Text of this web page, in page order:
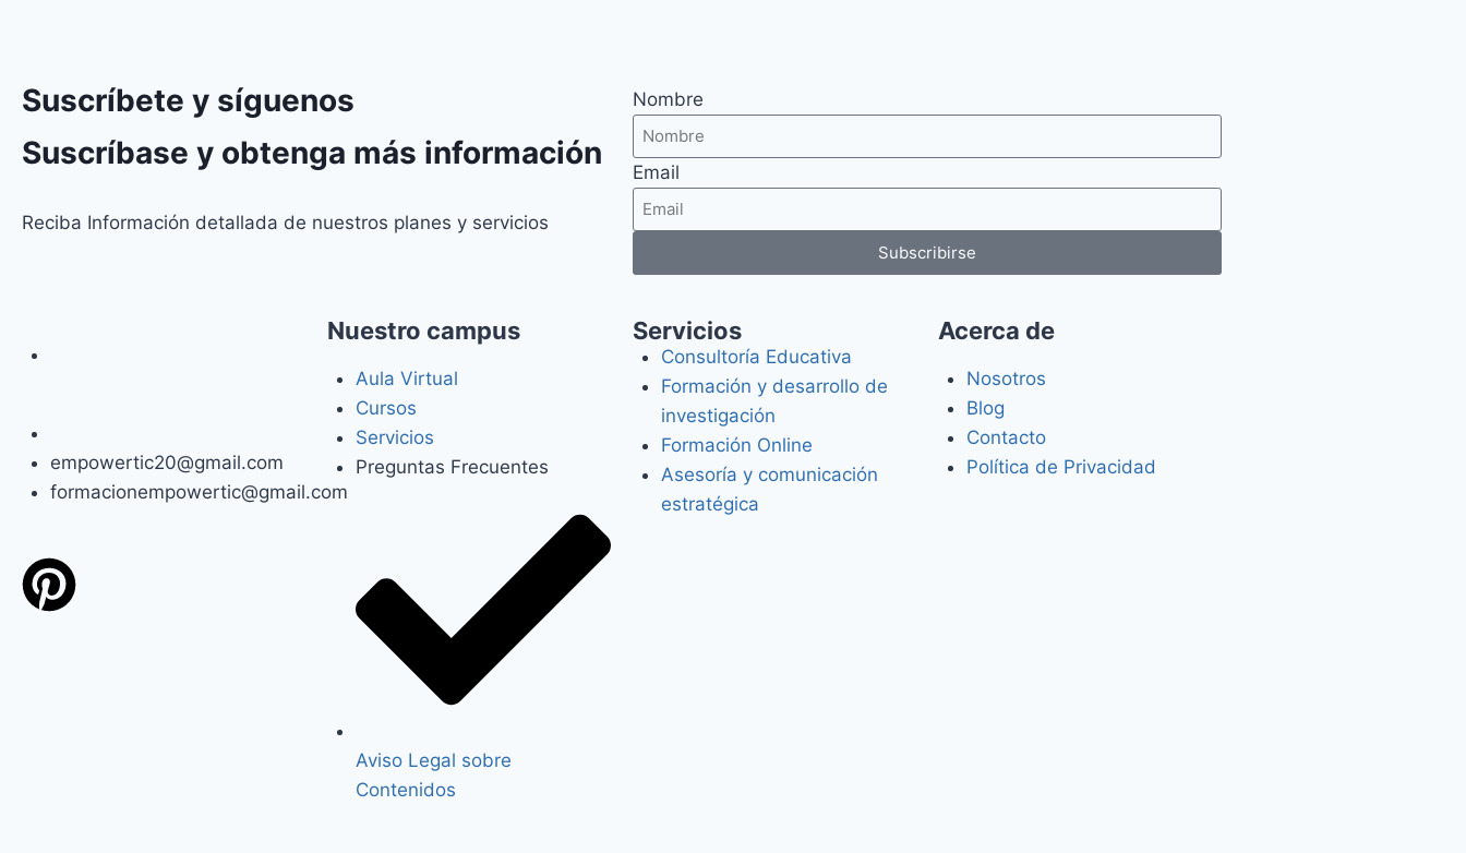
Suscríbete y síguenos
Suscríbase y obtenga más información
Reciba Información detallada de nuestros planes y servicios
Nombre
Email
Subscribirse
empowertic20@gmail.com
formacionempowertic@gmail.com
Nuestro campus
Aula Virtual
Cursos
Servicios
Preguntas Frecuentes
Aviso Legal sobre
Contenidos
Servicios
Consultoría Educativa
Formación y desarrollo de
investigación
Formación Online
Asesoría y comunicación
estratégica
Acerca de
Nosotros
Blog
Contacto
Política de Privacidad